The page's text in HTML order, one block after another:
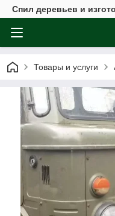
Спил деревьев и
Товары и услуги